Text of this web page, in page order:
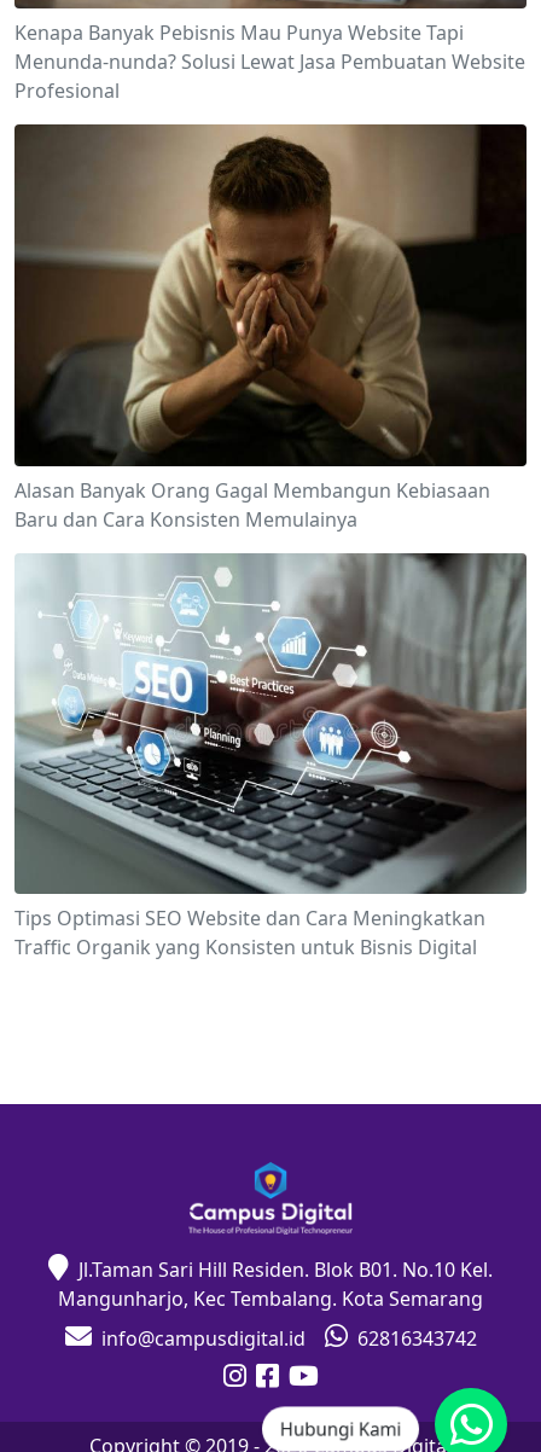
Kenapa Banyak Pebisnis Mau Punya Website Tapi
Menunda-nunda? Solusi Lewat Jasa Pembuatan Website
Profesional
Alasan Banyak Orang Gagal Membangun Kebiasaan
Baru dan Cara Konsisten Memulainya
Tips Optimasi SEO Website dan Cara Meningkatkan
Traffic Organik yang Konsisten untuk Bisnis Digital
Jl.Taman Sari Hill Residen. Blok B01. No.10 Kel.
Mangunharjo, Kec Tembalang. Kota Semarang
info@campusdigital.id
62816343742
Copyright © 2019 -2026Campus Digital
Hubungi Kami